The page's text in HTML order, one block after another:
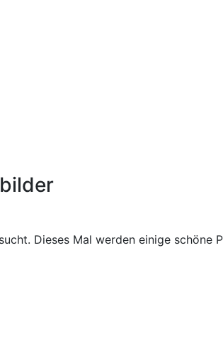
Dieses Mal werden einige schöne